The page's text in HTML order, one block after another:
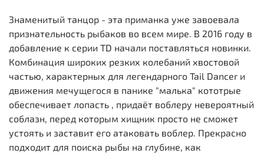
Знаменитый танцор - эта приманка уже завоевала
признательность рыбаков во всем мире. В 2016 году в
добавление к серии TD начали поставляться новинки.
Комбинация широких резких колебаний хвостовой
частью, характерных для легендарного Tail Dancer и
движения мечущегося в панике "малька" кототрые
обеспечивает лопасть , придаёт воблеру невероятный
соблазн, перед которым хищник просто не сможет
устоять и заставит его атаковать воблер. Прекрасно
подходит для поиска рыбы на глубине, как